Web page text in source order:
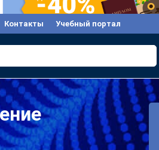
Контакты Учебный портал